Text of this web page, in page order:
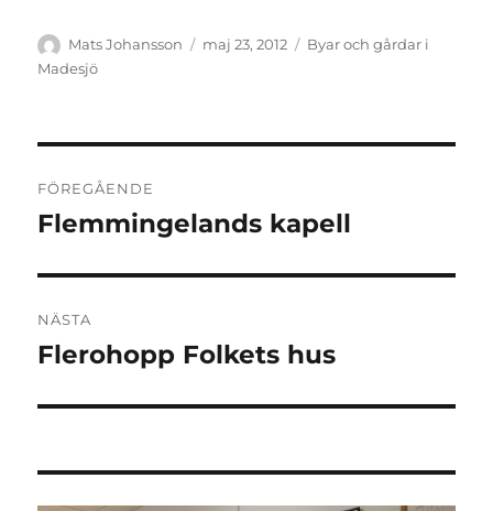
Författare
Mats Johansson
Publicerat
maj 23, 2012 Kategorier
Byar och gårdar i
Madesjö
FÖREGÅENDE
Föregående
Flemmingelands kapell
NÄSTA
Nästa
Flerohopp Folkets hus